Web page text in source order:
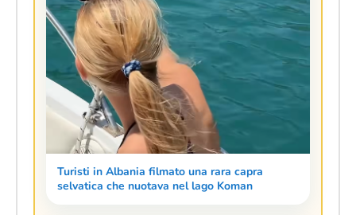
Turisti in Albania filmato una rara capra
selvatica che nuotava nel lago Koman